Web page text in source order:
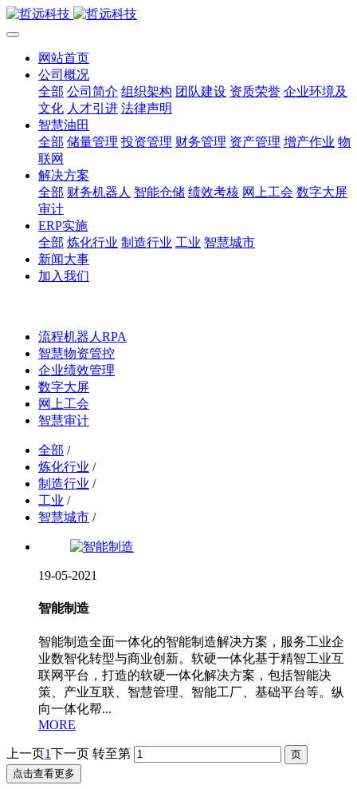
网站首页
公司概况
全部 公司简介 组织架构 团队建设 资质荣誉 企业环境及
文化 人才引进 法律声明
智慧油田
全部 储量管理 投资管理 财务管理 资产管理 增产作业 物
联网
解决方案
全部 财务机器人 智能仓储 绩效考核 网上工会 数字大屏
审计
ERP实施
全部 炼化行业 制造行业 工业 智慧城市
新闻大事
加入我们
流程机器人RPA
智慧物资管控
企业绩效管理
数字大屏
网上工会
智慧审计
全部 /
炼化行业 /
制造行业 /
工业 /
智慧城市 /
19-05-2021
智能制造
智能制造全面一体化的智能制造解决方案，服务工业企
业数智化转型与商业创新。软硬一体化基于精智工业互
联网平台，打造的软硬一体化解决方案，包括智能决
策、产业互联、智慧管理、智能工厂、基础平台等。纵
向一体化帮...
MORE
上一页1下一页 转至第
点击查看更多